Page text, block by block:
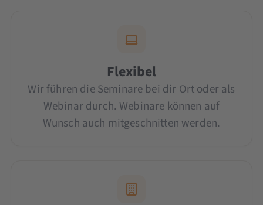
Flexibel
Wir führen die Seminare bei dir Ort oder als
Webinar durch. Webinare können auf
Wunsch auch mitgeschnitten werden.